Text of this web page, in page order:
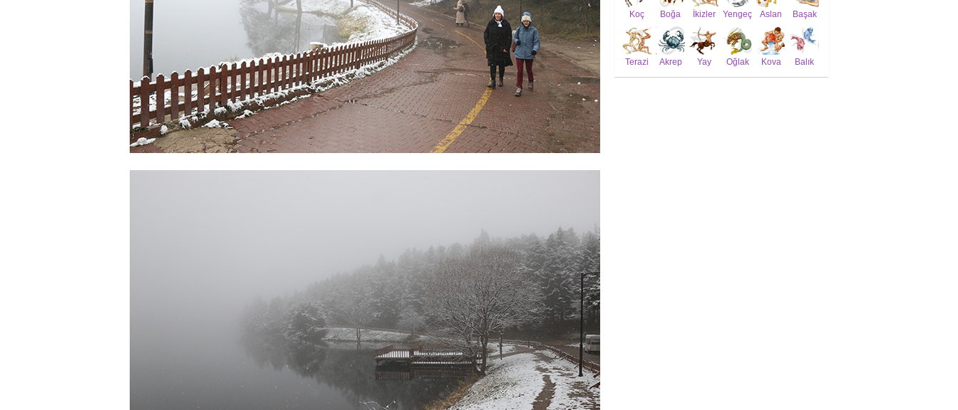
Koç Boğa İkizler Yengeç Aslan Başak
Terazi Akrep Yay Oğlak Kova Balık